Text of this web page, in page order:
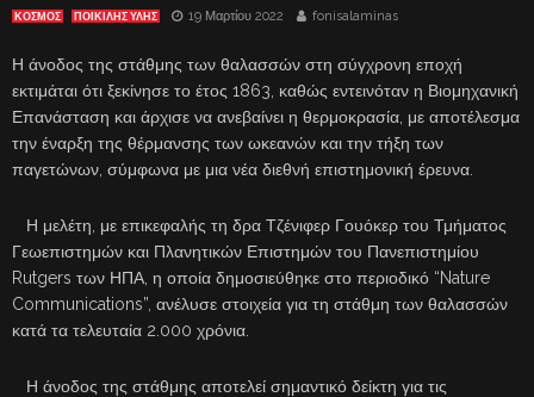
ΚΟΣΜΟΣ ΠΟΙΚΙΛΗΣ ΥΛΗΣ 19 Μαρτίου 2022 fonisalaminas
Η άνοδος της στάθμης των θαλασσών στη σύγχρονη εποχή
εκτιμάται ότι ξεκίνησε το έτος 1863, καθώς εντεινόταν η Βιομηχανική
Επανάσταση και άρχισε να ανεβαίνει η θερμοκρασία, με αποτέλεσμα
την έναρξη της θέρμανσης των ωκεανών και την τήξη των
παγετώνων, σύμφωνα με μια νέα διεθνή επιστημονική έρευνα.
Η μελέτη, με επικεφαλής τη δρα Τζένιφερ Γουόκερ του Τμήματος
Γεωεπιστημών και Πλανητικών Επιστημών του Πανεπιστημίου
Rutgers των ΗΠΑ, η οποία δημοσιεύθηκε στο περιοδικό “Nature
Communications”, ανέλυσε στοιχεία για τη στάθμη των θαλασσών
κατά τα τελευταία 2.000 χρόνια.
Η άνοδος της στάθμης αποτελεί σημαντικό δείκτη για τις